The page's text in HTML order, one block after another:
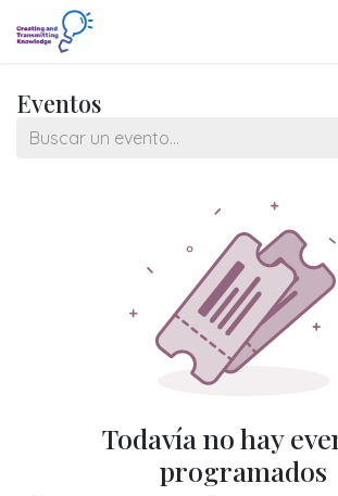
Ir al contenido
Eventos
Todavía no hay
programados